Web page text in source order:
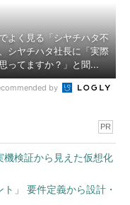
よく見る「シヤチハタ不
シヤチハタ社長に「実際
ってますか？」と聞...
by
PR
検証から見えた仮想化
」 要件定義から設計・